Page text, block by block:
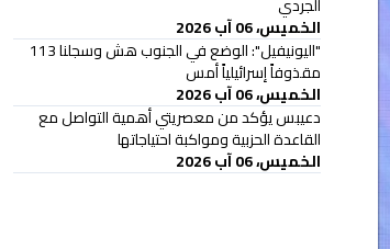
الخميس، 06 آب 2026
"اليونيفيل": الوضع في الجنوب هش وسجلنا 113
مقذوفاً إسرائيلياً أمس
الخميس، 06 آب 2026
دعيبس يؤكد من معصريتي أهمية التواصل مع
القاعدة الحزبية ومواكبة احتياجاتها
الخميس، 06 آب 2026